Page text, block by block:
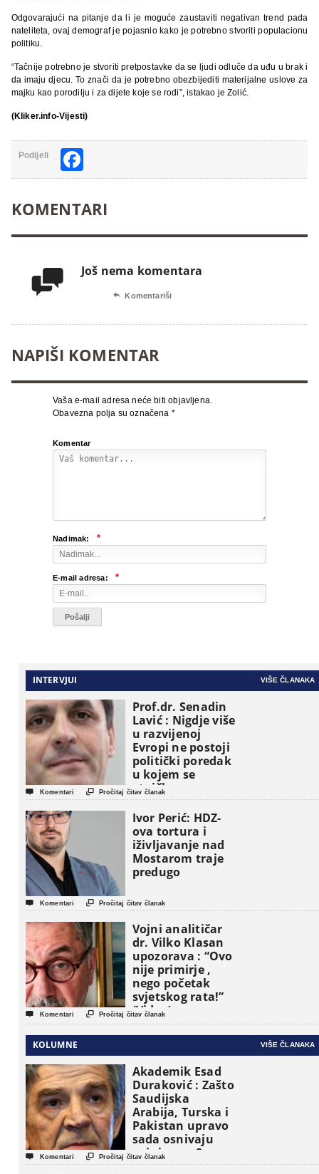
Odgovarajući na pitanje da li je moguće zaustaviti negativan trend pada
nateliteta, ovaj demograf je pojasnio kako je potrebno stvoriti populacionu
politiku.
“Tačnije potrebno je stvoriti pretpostavke da se ljudi odluče da uđu u brak i
da imaju djecu. To znači da je potrebno obezbijediti materijalne uslove za
majku kao porodilju i za dijete koje se rodi”, istakao je Zolić.
(Kliker.info-Vijesti)
Podijeli
KOMENTARI
 Još nema komentara
 Komentariši
NAPIŠI KOMENTAR
Vaša e-mail adresa neće biti objavljena.
Obavezna polja su označena *
Komentar
Nadimak: *
E-mail adresa: *
INTERVJUI VIŠE ČLANAKA
Prof.dr. Senadin
Lavić : Nigdje više
u razvijenoj
Evropi ne postoji
politički poredak
u kojem se
etničke grupe
pojavljuju kao
osnovne
političke jedinice
 Komentari  Pročitaj čitav članak
Ivor Perić: HDZ-
ova tortura i
iživljavanje nad
Mostarom traje
predugo
 Komentari  Pročitaj čitav članak
Vojni analitičar
dr. Vilko Klasan
upozorava : “Ovo
nije primirje ,
nego početak
svjetskog rata!”
(Video)
 Komentari  Pročitaj čitav članak
KOLUMNE VIŠE ČLANAKA
Akademik Esad
Duraković : Zašto
Saudijska
Arabija, Turska i
Pakistan upravo
sada osnivaju
vojni savez?
 Komentari  Pročitaj čitav članak